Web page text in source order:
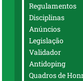
Regulamentos
Disciplinas
Anúncios
Legislação
Validador
Antidoping
Quadros de